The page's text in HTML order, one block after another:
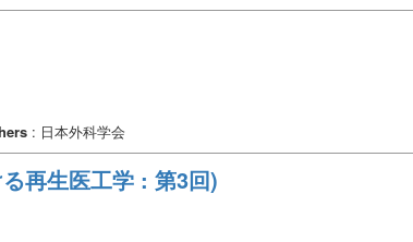
: 日本外科学会
再生医工学 : 第3回)